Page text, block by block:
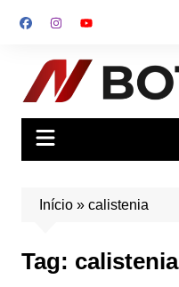
para
conteúdo
Início» calistenia
Tag: calistenia